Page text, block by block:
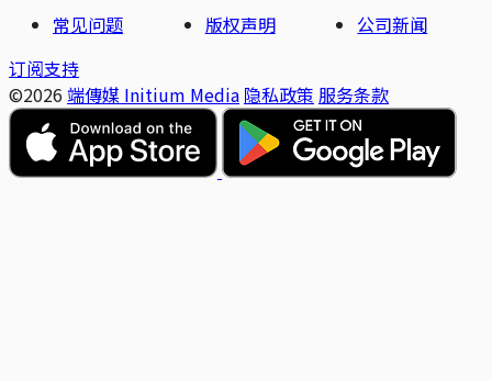
常见问题
版权声明
公司新闻
订阅支持
©2026 端傳媒 Initium Media 隐私政策 服务条款